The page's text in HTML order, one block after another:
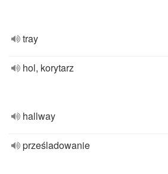
tray
hol, korytarz
hallway
prześladowanie